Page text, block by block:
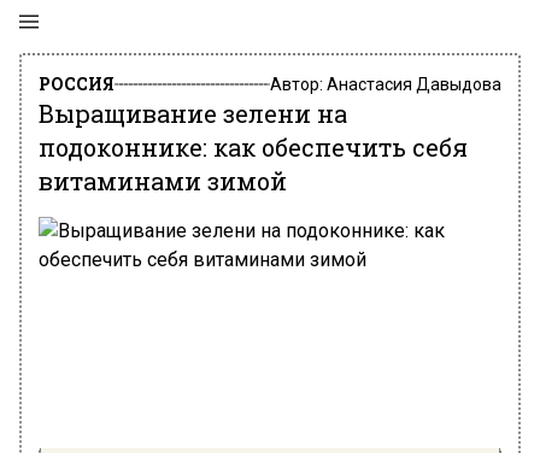
РОССИЯ Автор: Анастасия Давыдова
Выращивание зелени на
подоконнике: как обеспечить себя
витаминами зимой